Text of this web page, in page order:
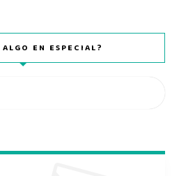
ALGO EN ESPECIAL?